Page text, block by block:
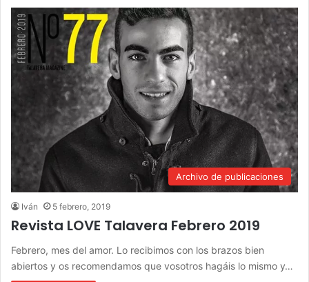
Archivo de publicaciones
Iván 5 febrero, 2019
Revista LOVE Talavera Febrero 2019
Febrero, mes del amor. Lo recibimos con los brazos bien
abiertos y os recomendamos que vosotros hagáis lo mismo y…